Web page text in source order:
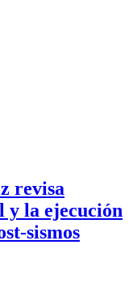
revisa
y la ejecución
sismos